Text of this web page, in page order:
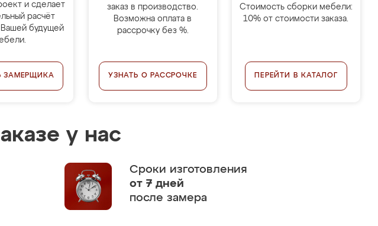
и сделает
расчёт
будущей
ЗАМЕРЩИКА
заказ в производство.
Возможна оплата в
рассрочку без %.
УЗНАТЬ О РАССРОЧКЕ
Стоимость сборки мебели:
10% от стоимости заказа.
ПЕРЕЙТИ В КАТАЛОГ
у нас
Сроки изготовления
от 7 дней
после замера